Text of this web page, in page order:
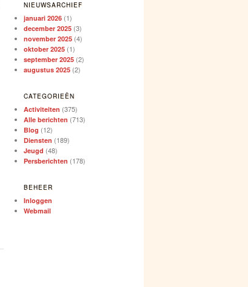
NIEUWSARCHIEF
januari 2026 (1)
december 2025 (3)
november 2025 (4)
oktober 2025 (1)
september 2025 (2)
augustus 2025 (2)
CATEGORIEËN
Activiteiten (375)
Alle berichten (713)
Blog (12)
Diensten (189)
Jeugd (48)
Persberichten (178)
BEHEER
Inloggen
Webmail